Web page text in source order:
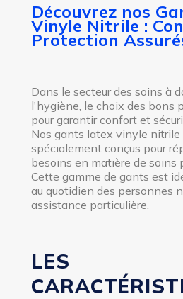
Découvrez nos
Vinyle Nitrile :
Protection
Dans le secteur des soins à
l'hygiène, le choix des bons
pour garantir confort et
Nos gants latex vinyle
spécialement conçus pour
besoins en matière de soins
Cette gamme de gants est
au quotidien des personnes
assistance particulière.
LES